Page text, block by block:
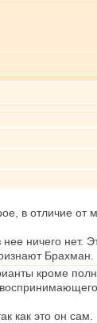
в отличие от
ничего нет.
Брахман.
кроме
как это он сам.